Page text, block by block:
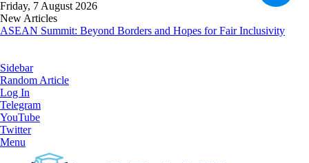
Friday, 7 August 2026
New Articles
ASEAN Summit: Beyond Borders and Hopes for Fair Inclusivity
Sidebar
Random Article
Log In
Telegram
YouTube
Twitter
Menu